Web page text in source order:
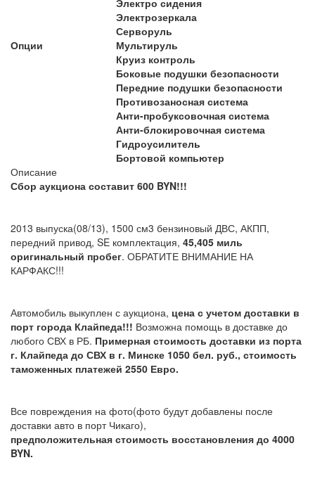
Опции
Электрозеркала
Серворуль
Мультируль
Круиз контроль
Боковые подушки безопасности
Передние подушки безопасности
Противозаносная система
Анти-пробуксовочная система
Анти-блокировочная система
Гидроусилитель
Бортовой компьютер
Описание
Сбор аукциона составит 600 BYN!!!
2013 выпуска(08/13), 1500 см3 бензиновый ДВС, АКПП,
передний привод, SE комплектация, 45,405 миль
оригинальный пробег. ОБРАТИТЕ ВНИМАНИЕ НА
КАРФАКС!!!
Автомобиль выкуплен с аукциона, цена с учетом доставки в
порт города Клайпеда!!! Возможна помощь в доставке до
любого СВХ в РБ. Примерная стоимость доставки из порта
г. Клайпеда до СВХ в г. Минске 1050 бел. руб., стоимость
таможенных платежей 2550 Евро.
Все повреждения на фото(фото будут добавлены после
доставки авто в порт Чикаго),
предположительная стоимость восстановления до 4000
BYN.